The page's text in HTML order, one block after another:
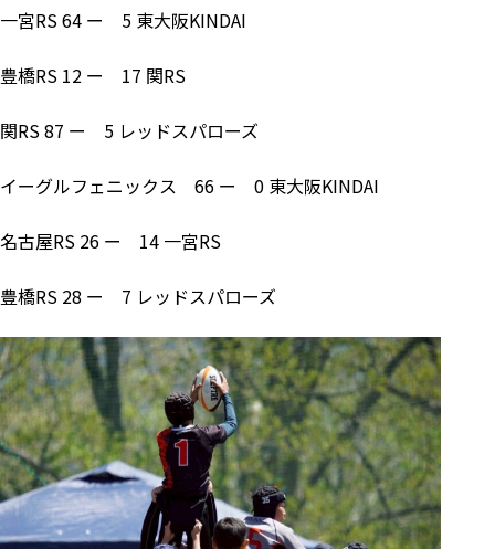
一宮RS 64 ー 5 東大阪KINDAI
豊橋RS 12 ー 17 関RS
関RS 87 ー 5 レッドスパローズ
イーグルフェニックス 66 ー 0 東大阪KINDAI
名古屋RS 26 ー 14 一宮RS
豊橋RS 28 ー 7 レッドスパローズ